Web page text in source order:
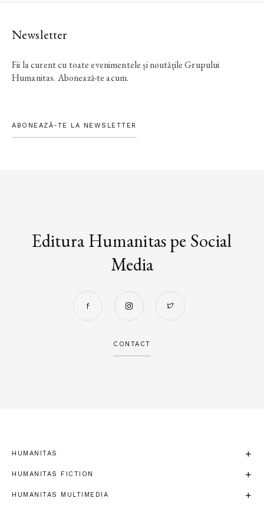
Newsletter
Fii la curent cu toate evenimentele și noutățile Grupului
Humanitas. Abonează-te acum.
ABONEAZĂ-TE LA NEWSLETTER
Editura Humanitas pe Social
Media
CONTACT
HUMANITAS
HUMANITAS FICTION
HUMANITAS MULTIMEDIA